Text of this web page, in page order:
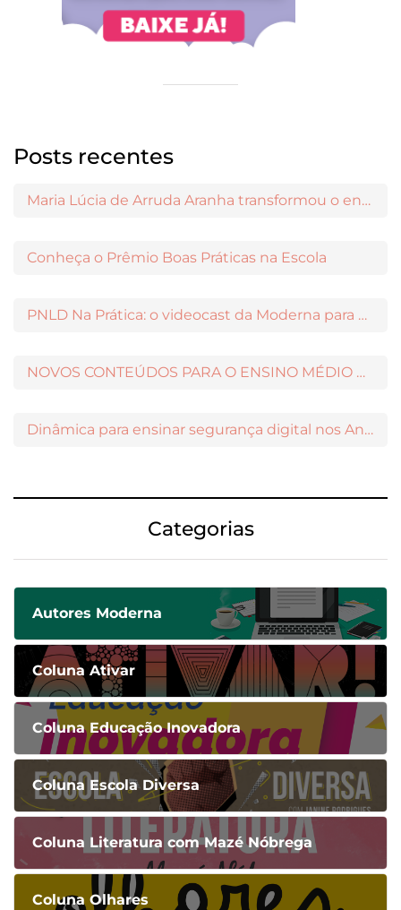
Posts recentes
Maria Lúcia de Arruda Aranha transformou o ensino de Filosofia no Brasil
Conheça o Prêmio Boas Práticas na Escola
PNLD Na Prática: o videocast da Moderna para apoiar a escolha das obras aprovadas
NOVOS CONTEÚDOS PARA O ENSINO MÉDIO DISPONÍVEIS NO MODERNAMIGOS
Dinâmica para ensinar segurança digital nos Anos Iniciais
Categorias
Autores Moderna
Coluna Ativar
Coluna Educação Inovadora
Coluna Escola Diversa
Coluna Literatura com Mazé Nóbrega
Coluna Olhares